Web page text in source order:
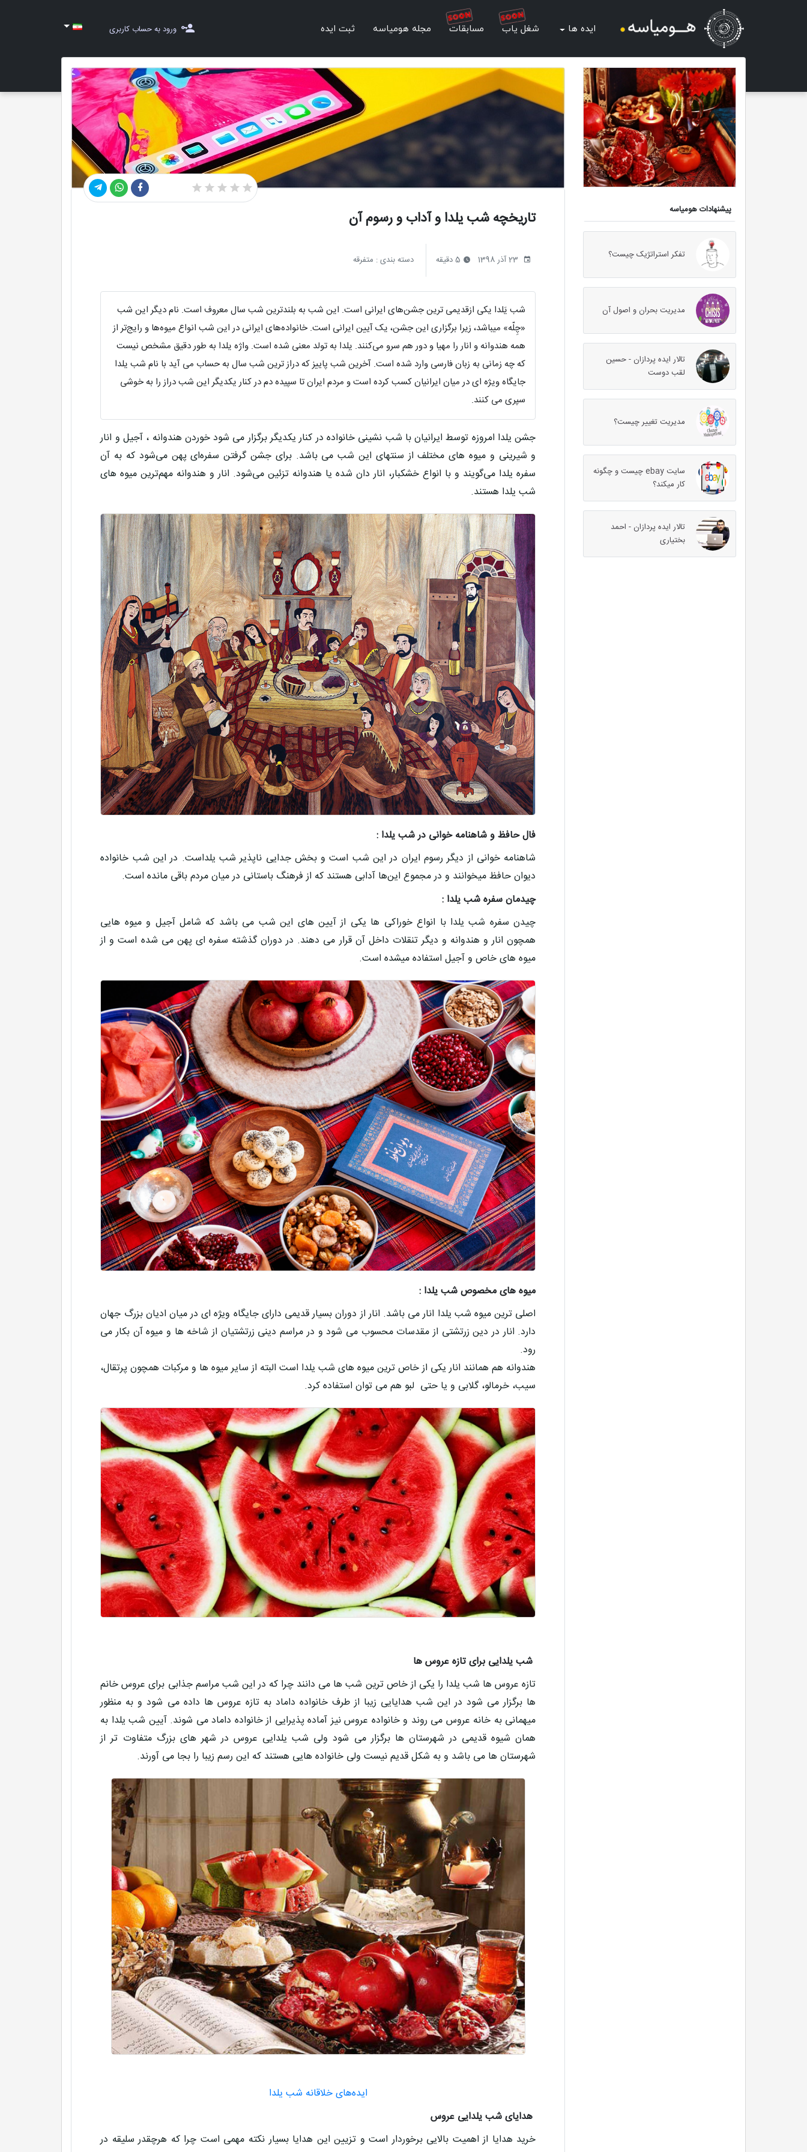
ایده ها شغل یاب مسابقات مجله هومیاسه ثبت ایده ورود به حساب کاربری
پیشنهادات هومیاسه
تفکر استراتژیک چیست؟
مدیریت بحران و اصول آن
تالار ایده پردازان - حسین
لقب دوست
مدیریت تغییر چیست؟
سایت ebay چیست و چگونه
کار میکند؟
تالار ایده پردازان - احمد
بختیاری
تاریخچه شب یلدا و آداب و رسوم آن
23 آذر 1398 دسته بندی : متفرقه
شب یَلدا یکی ازقدیمی ترین جشن‌های ایرانی است. این شب به بلندترین شب سال معروف است. نام ديگر این شب
«چِلّه» ميباشد، زیرا برگزاری این جشن، یک آیین ایرانی ‌است. خانواده‌های ایرانی در این شب انواع میوه‌ها و رایج‌تر از
همه هندوانه و انار را مهیا و دور هم سرو می‌کنند. یلدا به تولد معنی شده است. واژه یلدا به طور دقیق مشخص نیست
که چه زمانی به زبان فارسی وارد شده است. آخرین شب پاییز که دراز ترین شب سال به حساب می آید با نام شب یلدا
جایگاه ویژه ای در میان ایرانیان کسب کرده است و مردم ایران تا سپیده دم در کنار یکدیگر این شب دراز را به خوشی
سپری می کنند.
جشن یلدا امروزه توسط ایرانیان با شب نشینی خانواده در کنار یکدیگر برگزار می شود خوردن هندوانه ، آجیل و انار
و شیرینی و میوه های مختلف از سنتهای این شب می باشد. برای جشن گرفتن سفره‌ای پهن می‌شود که به آن
سفره یلدا می‌گویند و با انواع خشکبار، انار دان شده یا هندوانه تزئین می‌شود. انار و هندوانه مهم‌ترین میوه های
شب یلدا هستند.
فال حافظ و شاهنامه خوانی در شب یلدا :
شاهنامه خوانی از دیگر رسوم ایران در این شب است و بخش جدایی ناپذیر شب یلداست. در این شب خانواده
دیوان حافظ میخوانند و در مجموع این‌ها آدابی هستند که از فرهنگ باستانی در میان مردم باقی مانده است.
چیدمان سفره شب یلدا :
چیدن سفره شب یلدا با انواع خوراکی ها یکی از آیین های این شب می باشد که شامل آجیل و میوه هایی
همچون انار و هندوانه و دیگر تنقلات داخل آن قرار می دهند. در دوران گذشته سفره ای پهن می شده است و از
میوه های خاص و آجیل استفاده میشده است.
میوه های مخصوص شب یلدا :
اصلی ترین میوه شب یلدا انار می باشد. انار از دوران بسیار قدیمی دارای جایگاه ویژه ای در میان ادیان بزرگ جهان
دارد. انار در دین زرتشتی از مقدسات محسوب می شود و در مراسم دینی زرتشتیان از شاخه ها و میوه آن بکار می
رود.
هندوانه هم همانند انار یکی از خاص ترین میوه های شب یلدا است البته از سایر میوه ها و مرکبات همچون پرتقال،
سیب، خرمالو، گلابی و یا حتی لبو هم می توان استفاده کرد.
شب یلدایی برای تازه عروس ها
تازه عروس ها شب یلدا را یکی از خاص ترین شب ها می دانند چرا که در این شب مراسم جذابی برای عروس خانم
ها برگزار می شود در این شب هدایایی زیبا از طرف خانواده داماد به تازه عروس ها داده می شود و به منظور
میهمانی به خانه عروس می روند و خانواده عروس نیز آماده پذیرایی از خانواده داماد می شوند. آیین شب یلدا به
همان شیوه قدیمی در شهرستان ها برگزار می شود ولی شب یلدایی عروس در شهر های بزرگ متفاوت تر از
شهرستان ها می باشد و به شکل قدیم نیست ولی خانواده هایی هستند که این رسم زیبا را بجا می آورند.
ایده‌های خلاقانه شب یلدا
هدایای شب یلدایی عروس
خرید هدایا از اهمیت بالایی برخوردار است و تزیین این هدایا بسیار نکته مهمی است چرا که هرچقدر سلیقه در